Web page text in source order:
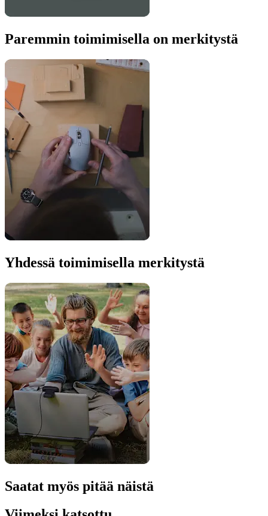
Paremmin toimimisella on merkitystä
Yhdessä toimimisella merkitystä
Saatat myös pitää näistä